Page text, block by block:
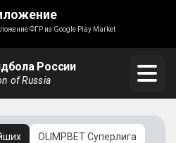
ФГР из Google Play Market
России
of Russia
OLIMPBET Суперлига